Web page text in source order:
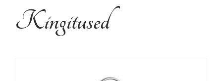
Kingitused